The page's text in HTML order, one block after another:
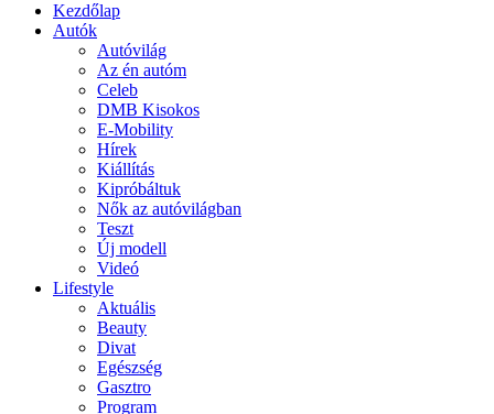
Kezdőlap
Autók
Autóvilág
Az én autóm
Celeb
DMB Kisokos
E-Mobility
Hírek
Kiállítás
Kipróbáltuk
Nők az autóvilágban
Teszt
Új modell
Videó
Lifestyle
Aktuális
Beauty
Divat
Egészség
Gasztro
Program